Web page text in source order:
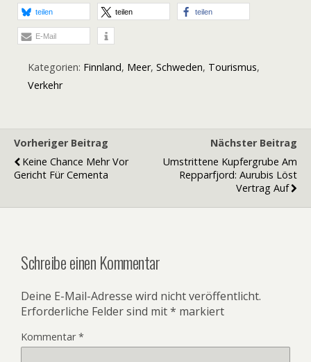
teilen teilen teilen
E-Mail
Kategorien: Finnland, Meer, Schweden, Tourismus,
Verkehr
Vorheriger Beitrag
Keine Chance Mehr Vor
Gericht Für Cementa
Nächster Beitrag
Umstrittene Kupfergrube Am
Repparfjord: Aurubis Löst
Vertrag Auf
Schreibe einen Kommentar
Deine E-Mail-Adresse wird nicht veröffentlicht.
Erforderliche Felder sind mit* markiert
Kommentar*